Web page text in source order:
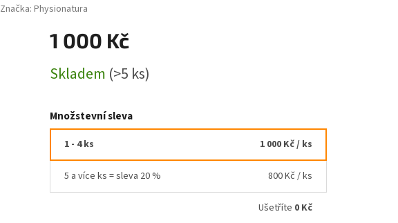
Značka:Physionatura
1 000 Kč
cena:
Skladem (>5 ks)
Množstevní sleva
1 - 4 ks 1 000 Kč/ ks
5 a více ks = sleva 20 % 800 Kč / ks
Ušetříte 0 Kč